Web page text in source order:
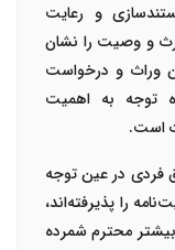
و رعایت
و وصیت را نشان
وراث و درخواست
توجه به اهمیت
است.
فردی در عین توجه
را پذیرفته‌اند،
محترم شمرده